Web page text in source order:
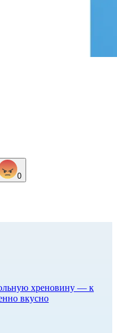
0
хреновину — к
вкусно